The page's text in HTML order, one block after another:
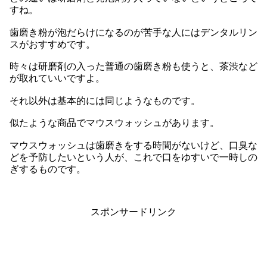
すね。
歯磨き粉が泡だらけになるのが苦手な人にはデンタルリン
スがおすすめです。
時々は研磨剤の入った普通の歯磨き粉も使うと、茶渋など
が取れていいですよ。
それ以外は基本的には同じようなものです。
似たような商品でマウスウォッシュがあります。
マウスウォッシュは歯磨きをする時間がないけど、口臭な
どを予防したいという人が、これで口をゆすいで一時しの
ぎするものです。
スポンサードリンク